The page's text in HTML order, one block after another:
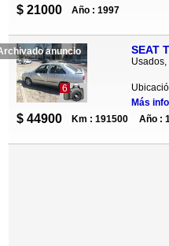
$ 21000
Año : 1997
anuncio
6
SEAT
Más
$ 44900 Km : 191500
Año :